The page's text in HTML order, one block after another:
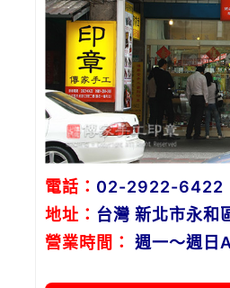
電話： 02-2922-6422
地址： 台灣 新北市永和
營業時間：
週一～週